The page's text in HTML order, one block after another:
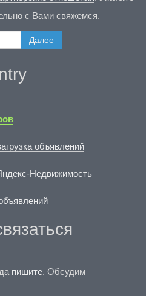
с Вами свяжемся.
Далее
объявлений
Недвижимость
пишите. Обсудим